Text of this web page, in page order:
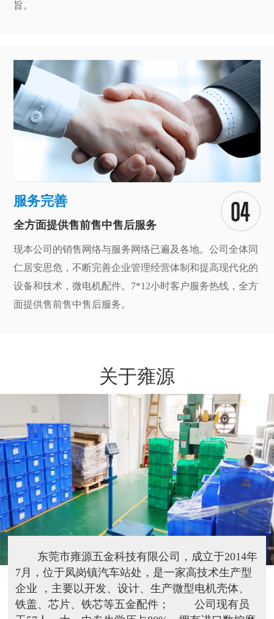
旨。
服务完善
全方面提供售前售中售后服务
现本公司的销售网络与服务网络已遍及各地。公司全体同
仁居安思危，不断完善企业管理经营体制和提高现代化的
设备和技术，微电机配件。7*12小时客户服务热线，全方
面提供售前售中售后服务。
关于雍源
东莞市雍源五金科技有限公司，成立于2014年
7月，位于凤岗镇汽车站处，是一家高技术生产型
企业 ，主要以开发、设计、生产微型电机壳体、
铁盖、芯片、铁芯等五金配件； 公司现有员